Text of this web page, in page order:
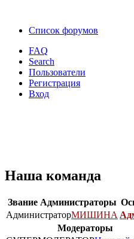
Список форумов
FAQ
Search
Пользователи
Регистрация
Вход
Наша команда
Звание Администраторы
АдминистраторМИШИНА
Модераторы